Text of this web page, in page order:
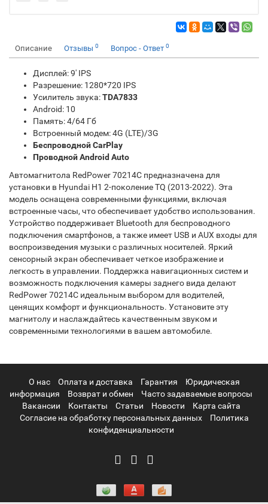
Описание Отзывы 0 Вопрос - Ответ 0
Дисплей: 9' IPS
Разрешение: 1280*720 IPS
Усилитель звука:TDA7833
Android: 10
Память: 4/64 Гб
Встроенный модем: 4G (LTE)/3G
Беспроводной CarPlay
Проводной Android Auto
Автомагнитола RedPower 70214C предназначена для
установки в Hyundai H1 2-поколение TQ (2013-2022). Эта
модель оснащена современными функциями, включая
встроенные часы, что обеспечивает удобство использования.
Устройство поддерживает Bluetooth для беспроводного
подключения смартфонов, а также имеет USB и AUX входы для
воспроизведения музыки с различных носителей. Яркий
сенсорный экран обеспечивает четкое изображение и
легкость в управлении. Поддержка навигационных систем и
возможность подключения камеры заднего вида делают
RedPower 70214C идеальным выбором для водителей,
ценящих комфорт и функциональность. Установите эту
магнитолу и наслаждайтесь качественным звуком и
современными технологиями в вашем автомобиле.
О нас Оплата и доставка Гарантия
Юридическая
информация
Возврат и обмен
Часто задаваемые вопросы
Вакансии
Контакты Статьи Новости
Карта сайта
Согласие на обработку персональных данных
Политика
конфиденциальности